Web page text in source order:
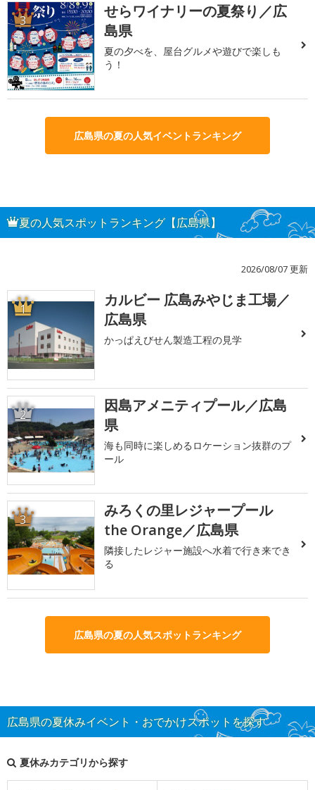
3
せらワイナリーの夏祭り／広
島県
夏の夕べを、屋台グルメや遊びで楽しも
う！
広島県の夏の人気イベントランキング
夏の人気スポットランキング【広島県】
2026/08/07 更新
1
カルビー 広島みやじま工場／
広島県
かっぱえびせん製造工程の見学
2
因島アメニティプール／広島
県
海も同時に楽しめるロケーション抜群のプ
ール
3
みろくの里レジャープール
the Orange／広島県
隣接したレジャー施設へ水着で行き来でき
る
広島県の夏の人気スポットランキング
広島県の夏休みイベント・おでかけスポットを探す
夏休みカテゴリから探す